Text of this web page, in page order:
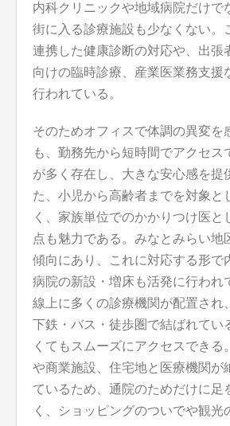
内科クリニックや地域病院だけで
街に入る診療施設も少なくない。
連携した健康診断の対応や、出張
向けの臨時診療、産業医業務支援
行われている。
そのためオフィスで体調の異変を
も、勤務先から短時間でアクセス
が多く存在し、大きな安心感を提
た、小児から高齢者までを対象と
く、家族単位でのかかりつけ医と
点も魅力である。みなとみらい地
傾向にあり、これに対応する形で
病院の新設・増床も活発に行われ
線上に多くの診療機関が配置され
下鉄・バス・徒歩圏で結ばれてい
くてもスムーズにアクセスできる
や商業施設、住宅地と医療機関が
ているため、通院のためだけに足
く、ショッピングのついでや観光